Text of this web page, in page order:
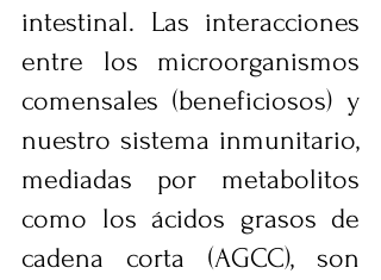
intestinal. Las interacciones
entre los microorganismos
comensales (beneficiosos) y
nuestro sistema inmunitario,
mediadas por metabolitos
como los ácidos grasos de
cadena corta (AGCC), son